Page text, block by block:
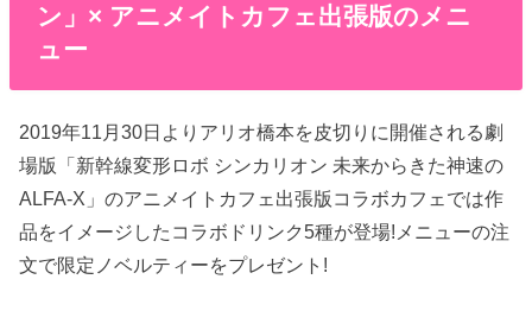
ン」× アニメイトカフェ出張版のメニ
ュー
2019年11月30日よりアリオ橋本を皮切りに開催される劇
場版「新幹線変形ロボ シンカリオン 未来からきた神速の
ALFA-X」のアニメイトカフェ出張版コラボカフェでは作
品をイメージしたコラボドリンク5種が登場!メニューの注
文で限定ノベルティーをプレゼント!